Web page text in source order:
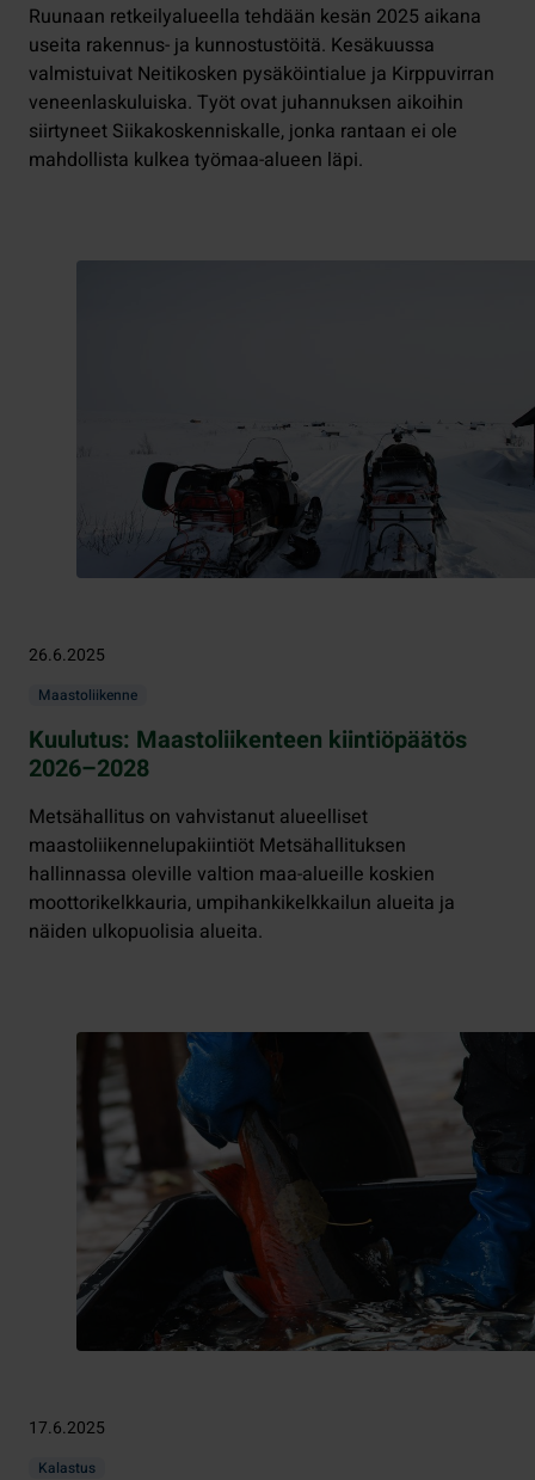
Ruunaan retkeilyalueella tehdään kesän 2025 aikana
useita rakennus- ja kunnostustöitä. Kesäkuussa
valmistuivat Neitikosken pysäköintialue ja Kirppuvirran
veneenlaskuluiska. Työt ovat juhannuksen aikoihin
siirtyneet Siikakoskenniskalle, jonka rantaan ei ole
mahdollista kulkea työmaa-alueen läpi.
26.6.2025
Maastoliikenne
Kuulutus: Maastoliikenteen kiintiöpäätös
2026–2028
Metsähallitus on vahvistanut alueelliset
maastoliikennelupakiintiöt Metsähallituksen
hallinnassa oleville valtion maa-alueille koskien
moottorikelkkauria, umpihankikelkkailun alueita ja
näiden ulkopuolisia alueita.
17.6.2025
Kalastus